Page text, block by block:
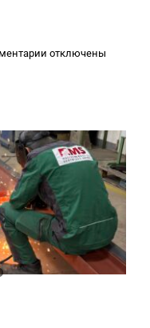
к
сотрудников
отключены